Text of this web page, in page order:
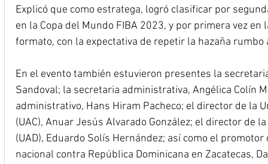
Explicó que como estratega, logró clasificar por
en la Copa del Mundo FIBA 2023, y por primera vez
formato, con la expectativa de repetir la hazaña
En el evento también estuvieron presentes la
Sandoval; la secretaria administrativa, Angélica Colín
administrativo, Hans Hiram Pacheco; el director de la
(UAC), Anuar Jesús Alvarado González; el director de
(UAD), Eduardo Solís Hernández; así como el
nacional contra República Dominicana en Zacatecas,